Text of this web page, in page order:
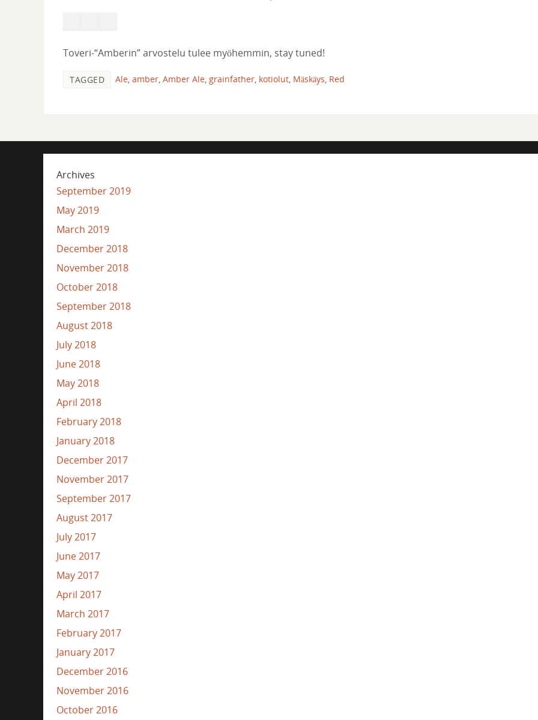
Toveri-“Amberin” arvostelu tulee myöhemmin, stay tuned!
TAGGED Ale amber Amber Ale grainfather kotiolut Mäskäys Red
Archives
September 2019
May 2019
March 2019
December 2018
November 2018
October 2018
September 2018
August 2018
July 2018
June 2018
May 2018
April 2018
February 2018
January 2018
December 2017
November 2017
September 2017
August 2017
July 2017
June 2017
May 2017
April 2017
March 2017
February 2017
January 2017
December 2016
November 2016
October 2016